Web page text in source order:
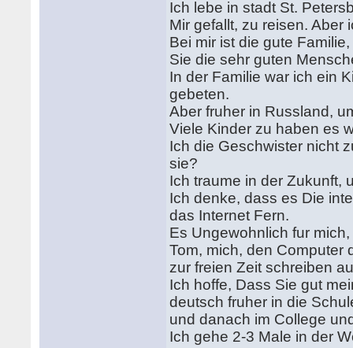
Ich lebe in stadt St.
Mir gefallt, zu reisen.
Bei mir ist die gute
Sie die sehr guten
In der Familie war ich ein
gebeten.
Aber fruher in Russland,
Viele Kinder zu haben es
Ich die Geschwister nicht
sie?
Ich traume in der Zukunft,
Ich denke, dass es Die
das Internet Fern.
Es Ungewohnlich fur
Tom, mich, den Computer
zur freien Zeit schreiben
Ich hoffe, Dass Sie gut
deutsch fruher in die
und danach im College
Ich gehe 2-3 Male in der